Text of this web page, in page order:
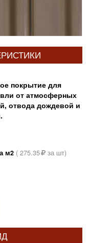
покрытие для
от атмосферных
отвода дождевой и
м2 ( 275.35 за шт)